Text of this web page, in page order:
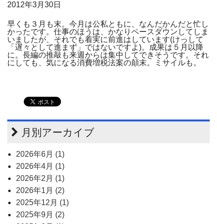
2012年3月30日
早くも３月も末。今月は公私ともに、なんだかんだと忙し
かったです。仕事のほうは、かなりペースダウンしてしま
いましたが、それでも着実に前進はしています(けっして
「遅々として進まず」ではないですよ)。成果は５月以降
に。長編の推敲も来週からは集中してできそうです。それ
にしても、気になる消費増税法案の顛末。ミサイルも。
月別アーカイブ
2026年6月 (1)
2026年4月 (1)
2026年2月 (1)
2026年1月 (2)
2025年12月 (1)
2025年9月 (2)